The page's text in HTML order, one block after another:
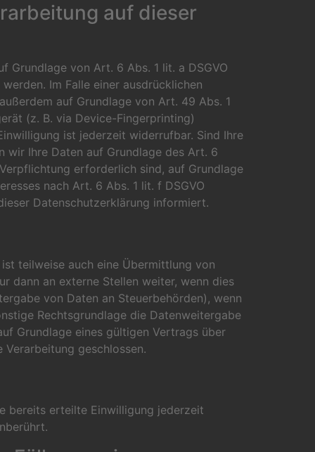
auf dieser
Grundlage von Art. 6 Abs. 1 lit. a DSGVO
Im Falle einer ausdrücklichen
auf Grundlage von Art. 49 Abs. 1
(z. B. via Device-Fingerprinting)
ist jederzeit widerrufbar. Sind Ihre
Ihre Daten auf Grundlage des Art. 6
erforderlich sind, auf Grundlage
nach Art. 6 Abs. 1 lit. f DSGVO
Datenschutzerklärung informiert.
teilweise auch eine Übermittlung von
dann an externe Stellen weiter, wenn dies
von Daten an Steuerbehörden), wenn
Rechtsgrundlage die Datenweitergabe
Grundlage eines gültigen Vertrags über
geschlossen.
bereits erteilte Einwilligung jederzeit